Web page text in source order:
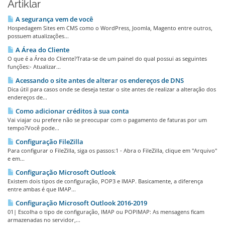
Artiklar
A segurança vem de você
Hospedagem Sites em CMS como o WordPress, Joomla, Magento entre outros,
possuem atualizações...
A Área do Cliente
O que é a Área do Cliente?Trata-se de um painel do qual possui as seguintes
funções:- Atualizar...
Acessando o site antes de alterar os endereços de DNS
Dica útil para casos onde se deseja testar o site antes de realizar a alteração dos
endereços de...
Como adicionar créditos à sua conta
Vai viajar ou prefere não se preocupar com o pagamento de faturas por um
tempo?Você pode...
Configuração FileZilla
Para configurar o FileZilla, siga os passos:1 - Abra o FileZilla, clique em "Arquivo"
e em...
Configuração Microsoft Outlook
Existem dois tipos de configuração, POP3 e IMAP. Basicamente, a diferença
entre ambas é que IMAP...
Configuração Microsoft Outlook 2016-2019
01| Escolha o tipo de configuração, IMAP ou POPIMAP: As mensagens ficam
armazenadas no servidor,...